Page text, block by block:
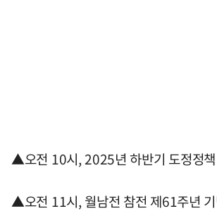
▲오전 10시, 2025년 하반기 도정정
▲오전 11시, 월남전 참전 제61주년